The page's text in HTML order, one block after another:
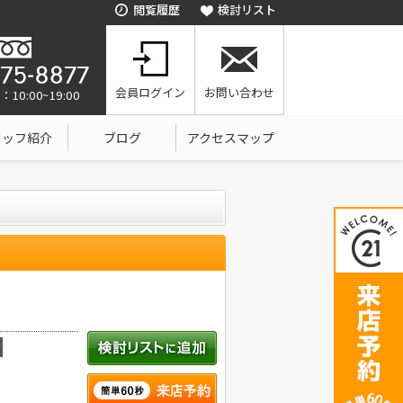
閲覧履歴 検討リスト
10:00~19:00 会員ログイン お問い合わせ
フ紹介 ブログ アクセスマップ